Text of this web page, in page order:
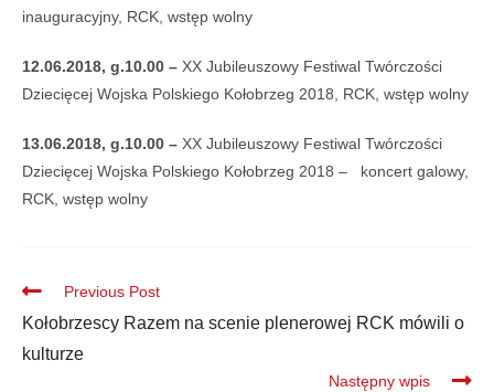
inauguracyjny, RCK, wstęp wolny
12.06.2018, g.10.00 – XX Jubileuszowy Festiwal Twórczości
Dziecięcej Wojska Polskiego Kołobrzeg 2018, RCK, wstęp wolny
13.06.2018, g.10.00 – XX Jubileuszowy Festiwal Twórczości
Dziecięcej Wojska Polskiego Kołobrzeg 2018 – koncert galowy,
RCK, wstęp wolny
Previous Post
Kołobrzescy Razem na scenie plenerowej RCK mówili o
kulturze
Następny wpis